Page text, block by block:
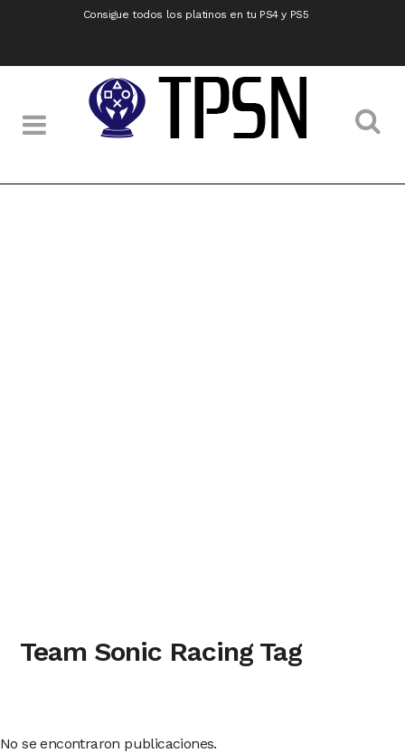
Consigue todos los platinos en tu PS4 y PS5
Team Sonic Racing Tag
No se encontraron publicaciones.